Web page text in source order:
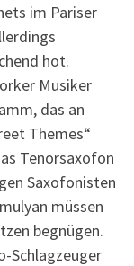
im Pariser
hot.
Musiker
das an
Themes“
Tenorsaxofon
Saxofonisten
müssen
begnügen.
Schlagzeuger